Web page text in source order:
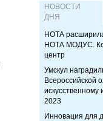
НОВОСТИ
ДНЯ
НОТА
НОТА МОДУС.
центр
Умскул
Всероссийской
искусственному
2023
Инновация для